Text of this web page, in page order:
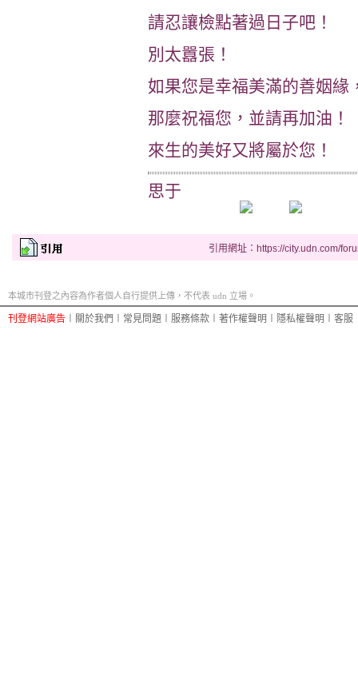
請忍讓檢點著過日子吧！
別太囂張！
如果您是幸福美滿的善姻緣
那麼祝福您，並請再加油！
來生的美好又將屬於您！
思于
引用網址：https://city.udn.com/
本城市刊登之內容為作者個人自行提供上傳，不代表 udn 立場。
刊登網站廣告 關於我們 常見問題 服務條款 著作權聲明 隱私權聲明 客服